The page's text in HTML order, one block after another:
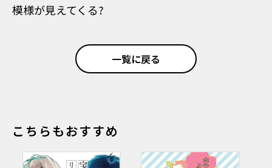
模様が見えてくる?
一覧に戻る
こちらもおすすめ